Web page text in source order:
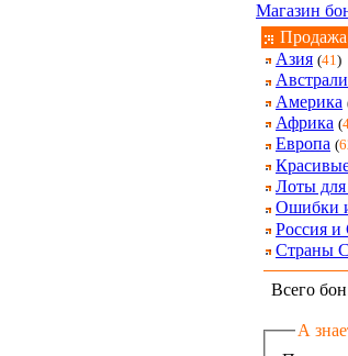
Магазин
Азия (41)
Америка
Африка (
Европа (
Лоты для
Ошибки
Россия
Страны
Всего
А